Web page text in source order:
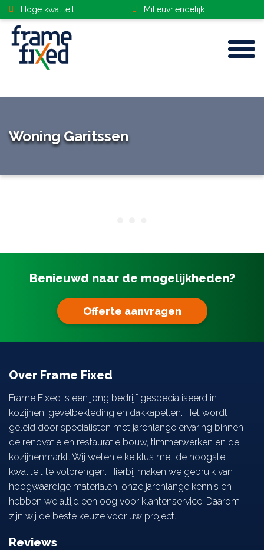
Dakramen
Zonwering
Projecten
Contact
Hoge kwaliteit Milieuvriendelijk
Woning Garitssen
Benieuwd naar de mogelijkheden?
Offerte aanvragen
Over Frame Fixed
Frame Fixed is een jong bedrijf gespecialiseerd in
kozijnen, gevelbekleding en dakkapellen. Het wordt
geleid door specialisten met jarenlange ervaring binnen
de renovatie en restauratie bouw, timmerwerken en de
kozijnenmarkt. Wij weten elke klus met de hoogste
kwaliteit te volbrengen. Hierbij maken we gebruik van
hoogwaardige materialen, onze jarenlange kennis en
hebben we altijd een oog voor klantenservice. Daarom
zijn wij de beste keuze voor uw project.
Reviews